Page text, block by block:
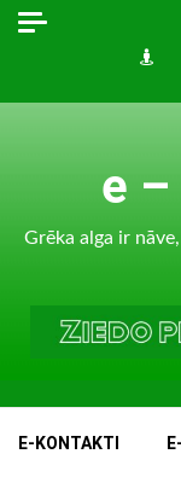
Skip
e
Grēka alga ir
E-KONTAKTI